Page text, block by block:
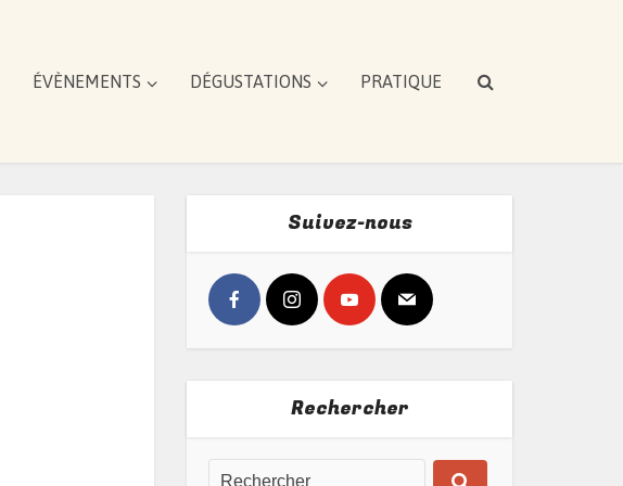
ÉVÈNEMENTS DÉGUSTATIONS PRATIQUE
Suivez-nous
Rechercher